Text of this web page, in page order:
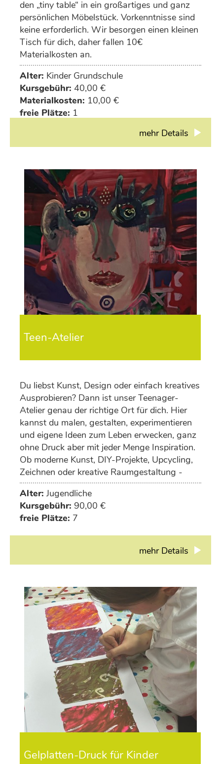
den „tiny table“ in ein großartiges und ganz
persönlichen Möbelstück. Vorkenntnisse sind
keine erforderlich. Wir besorgen einen kleinen
Tisch für dich, daher fallen 10€
Materialkosten an.
Alter: Kinder Grundschule
Kursgebühr: 40,00 €
Materialkosten: 10,00 €
freie Plätze: 1
mehr Details
Teen-Atelier
Du liebst Kunst, Design oder einfach kreatives
Ausprobieren? Dann ist unser Teenager-
Atelier genau der richtige Ort für dich. Hier
kannst du malen, gestalten, experimentieren
und eigene Ideen zum Leben erwecken, ganz
ohne Druck aber mit jeder Menge Inspiration.
Ob moderne Kunst, DIY-Projekte, Upcycling,
Zeichnen oder kreative Raumgestaltung -
deiner Fantasie sind keine Grenzen gesetzt.
Alter: Jugendliche
Kursgebühr: 90,00 €
freie Plätze: 7
mehr Details
Gelplatten-Druck für Kinder